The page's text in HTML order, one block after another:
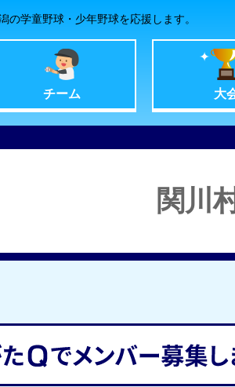
の学童野球・少年野球を応援します。
チーム 大
関川